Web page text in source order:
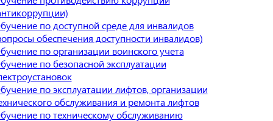
по доступной среде для инвалидов
обеспечения доступности инвалидов)
по организации воинского учета
по безопасной эксплуатации
по эксплуатации лифтов, организации
обслуживания и ремонта лифтов
по техническому обслуживанию